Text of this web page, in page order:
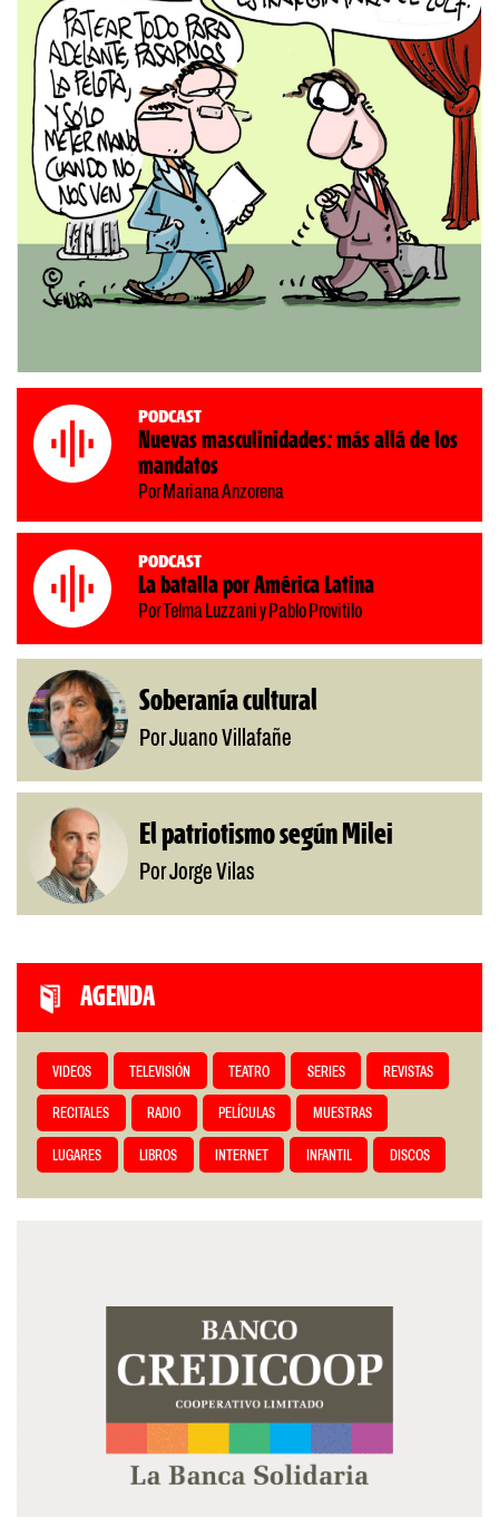
Podcast
Nuevas masculinidades: más allá de los
mandatos
Por Mariana Anzorena
Podcast
La batalla por América Latina
Por Telma Luzzani y Pablo Provitilo
Soberanía cultural
Por Juano Villafañe
El patriotismo según Milei
Por Jorge Vilas
AGENDA
VIDEOS TELEVISIÓN TEATRO SERIES REVISTAS
RECITALES RADIO PELÍCULAS MUESTRAS
LUGARES LIBROS INTERNET INFANTIL DISCOS